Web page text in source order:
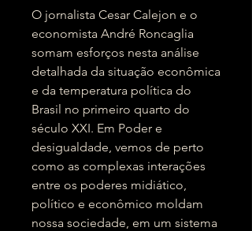
O jornalista Cesar Calejon e o
economista André Roncaglia
somam esforços nesta análise
detalhada da situação econômica
e da temperatura política do
Brasil no primeiro quarto do
século XXI. Em Poder e
desigualdade, vemos de perto
como as complexas interações
entre os poderes midiático,
político e econômico moldam
nossa sociedade, em um sistema